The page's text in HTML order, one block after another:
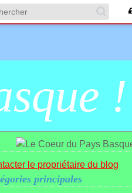
!
le propriétaire du blog
principales